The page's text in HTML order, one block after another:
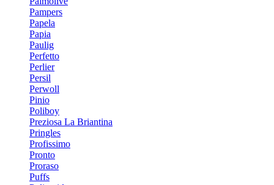
Pampers
Papela
Papia
Paulig
Perfetto
Perlier
Persil
Perwoll
Pinio
Poliboy
Preziosa La Briantina
Pringles
Profissimo
Pronto
Proraso
Puffs